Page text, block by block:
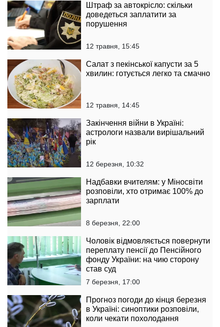
Штраф за автокрісло: скільки
доведеться заплатити за
порушення
12 травня, 15:45
Салат з пекінської капусти за 5
хвилин: готується легко та смачно
12 травня, 14:45
Закінчення війни в Україні:
астрологи назвали вирішальний
рік
12 березня, 10:32
Надбавки вчителям: у Міносвіти
розповіли, хто отримає 100% до
зарплати
8 березня, 22:00
Чоловік відмовляється повернути
переплату пенсії до Пенсійного
фонду України: на чию сторону
став суд
7 березня, 17:00
Прогноз погоди до кінця березня
в Україні: синоптики розповіли,
коли чекати похолодання